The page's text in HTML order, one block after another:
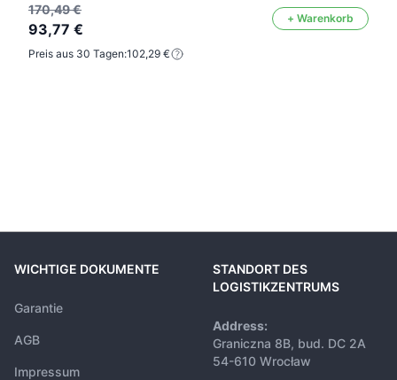
170,49 €
93,77 €
+ Warenkorb
Preis aus 30 Tagen:102,29 €
WICHTIGE DOKUMENTE
Garantie
AGB
Impressum
STANDORT DES
LOGISTIKZENTRUMS
Address:
Graniczna 8B, bud. DC 2A
54-610 Wrocław